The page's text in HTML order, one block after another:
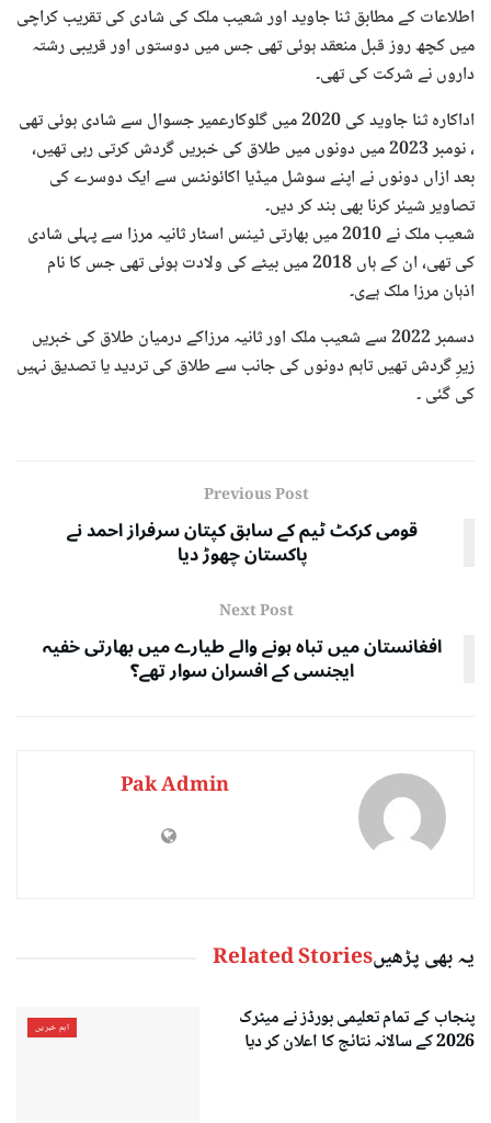
اطلاعات کے مطابق ثنا جاوید اور شعیب ملک کی شادی کی تقریب کراچی
میں کچھ روز قبل منعقد ہوئی تھی جس میں دوستوں اور قریبی رشتہ
داروں نے شرکت کی تھی۔
اداکارہ ثنا جاوید کی 2020 میں گلوکارعمیر جسوال سے شادی ہوئی تھی
، نومبر 2023 میں دونوں میں طلاق کی خبریں گردش کرتی رہی تھیں،
بعد ازاں دونوں نے اپنے سوشل میڈیا اکائونٹس سے ایک دوسرے کی
تصاویر شیئر کرنا بھی بند کر دیں۔
شعیب ملک نے 2010 میں بھارتی ٹینس اسٹار ثانیہ مرزا سے پہلی شادی
کی تھی، ان کے ہاں 2018 میں بیٹے کی ولادت ہوئی تھی جس کا نام
اذہان مرزا ملک ہےی۔
دسمبر 2022 سے شعیب ملک اور ثانیہ مرزاکے درمیان طلاق کی خبریں
زیرِ گردش تھیں تاہم دونوں کی جانب سے طلاق کی تردید یا تصدیق نہیں
کی گئی ۔
Previous Post
قومی کرکٹ ٹیم کے سابق کپتان سرفراز احمد نے
پاکستان چھوڑ دیا
Next Post
افغانستان میں تباہ ہونے والے طیارے میں بھارتی خفیہ
ایجنسی کے افسران سوار تھے؟
Pak Admin
یہ بھی پڑھیںRelated Stories
اہم خبریں
پنجاب کے تمام تعلیمی بورڈز نے میٹرک
2026 کے سالانہ نتائج کا اعلان کر دیا